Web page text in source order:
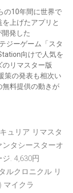
の10年間に世界で
上げたアプリと
発した
ジーゲーム「スタ
向けで人気を
リマスター版
策の発表も相次い
無料提供の動きが
ュリア リマスタ
ンタシースターオ
. 4,630円
ルクロニクル リ
マイクラ